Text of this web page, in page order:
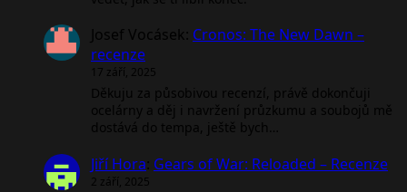
Josef Vocásek: Cronos: The New Dawn –
recenze
17 září, 2025
Děkuju za působivou recenzí, právě dokončuji
ocelárny a děj i navržení průzkumu a soubojů mě
dostává do tempa, ještě bych…
Jiří Hora: Gears of War: Reloaded – Recenze
2 září, 2025